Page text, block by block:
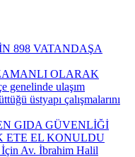
898 VATANDAŞA
OLARAK
ulaşım
üstyapı çalışmalarını
GIDA GÜVENLİĞİ
ETE EL KONULDU
İçin Av. İbrahim Halil